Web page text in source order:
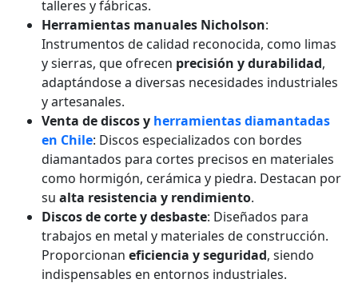
talleres y fábricas.
Herramientas manuales Nicholson:
Instrumentos de calidad reconocida, como limas
y sierras, que ofrecen precisión y durabilidad,
adaptándose a diversas necesidades industriales
y artesanales.
Venta de discos y herramientas diamantadas
en Chile: Discos especializados con bordes
diamantados para cortes precisos en materiales
como hormigón, cerámica y piedra. Destacan por
su alta resistencia y rendimiento.
Discos de corte y desbaste: Diseñados para
trabajos en metal y materiales de construcción.
Proporcionan eficiencia y seguridad, siendo
indispensables en entornos industriales.